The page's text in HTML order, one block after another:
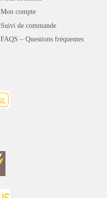
Mon compte
Suivi de commande
FAQS – Questions fréquentes